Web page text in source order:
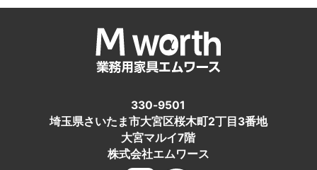
330-9501
埼玉県さいたま市大宮区桜木町2丁目3番地
大宮マルイ7階
株式会社エムワース